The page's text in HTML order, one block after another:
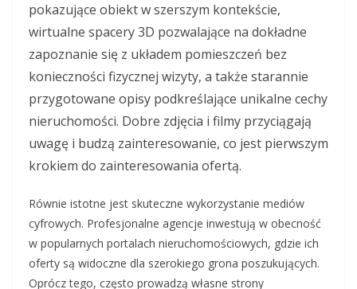
pokazujące obiekt w szerszym kontekście,
wirtualne spacery 3D pozwalające na dokładne
zapoznanie się z układem pomieszczeń bez
konieczności fizycznej wizyty, a także starannie
przygotowane opisy podkreślające unikalne cechy
nieruchomości. Dobre zdjęcia i filmy przyciągają
uwagę i budzą zainteresowanie, co jest pierwszym
krokiem do zainteresowania ofertą.
Równie istotne jest skuteczne wykorzystanie mediów
cyfrowych. Profesjonalne agencje inwestują w obecność
w popularnych portalach nieruchomościowych, gdzie ich
oferty są widoczne dla szerokiego grona poszukujących.
Oprócz tego, często prowadzą własne strony